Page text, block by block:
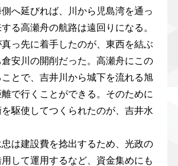
へ延びれば、川から児島湾を通っ
る高瀬舟の航路は遠回りになる。
っ先に着手したのが、東西を結ぶ
安川の開削だった。高瀬舟にこの
とで、吉井川から城下を流れる旭
で行くことができる。そのために
駆使してつくられたのが、吉井水
は建設費を捻出するため、光政の
して運用するなど、資金集めにも